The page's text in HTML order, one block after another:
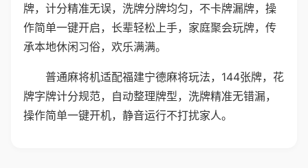
牌，计分精准无误，洗牌分牌均匀，不卡牌漏牌，操
作简单一键开启，长辈轻松上手，家庭聚会玩牌，传
承本地休闲习俗，欢乐满满。
普通麻将机适配福建宁德麻将玩法，144张牌，花
牌字牌计分规范，自动整理牌型，洗牌精准无错漏，
操作简单一键开机，静音运行不打扰家人。